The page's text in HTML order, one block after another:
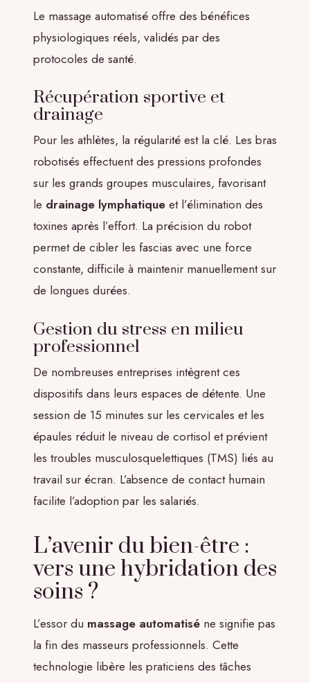
Le massage automatisé offre des bénéfices
physiologiques réels, validés par des
protocoles de santé.
Récupération sportive et
drainage
Pour les athlètes, la régularité est la clé. Les bras
robotisés effectuent des pressions profondes
sur les grands groupes musculaires, favorisant
le drainage lymphatique et l’élimination des
toxines après l’effort. La précision du robot
permet de cibler les fascias avec une force
constante, difficile à maintenir manuellement sur
de longues durées.
Gestion du stress en milieu
professionnel
De nombreuses entreprises intègrent ces
dispositifs dans leurs espaces de détente. Une
session de 15 minutes sur les cervicales et les
épaules réduit le niveau de cortisol et prévient
les troubles musculosquelettiques (TMS) liés au
travail sur écran. L’absence de contact humain
facilite l’adoption par les salariés.
L’avenir du bien-être :
vers une hybridation des
soins ?
L’essor du massage automatisé ne signifie pas
la fin des masseurs professionnels. Cette
technologie libère les praticiens des tâches